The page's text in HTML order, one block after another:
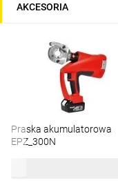
AKCESORIA
Praska akumulatorowa
EPZ_300N